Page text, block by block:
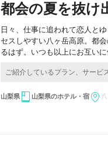
都会の夏を抜け
日々、仕事に追われて恋人と
セスしやすい八ヶ岳高原。都
るはず。いつも以上にお互い
山梨県 山梨県のホテル・宿